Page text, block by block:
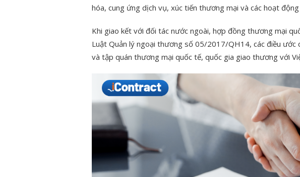
hóa, cung ứng dịch vụ, xúc tiến thương mại và các hoạt động
Khi giao kết với đối tác nước ngoài, hợp đồng thương mại
Luật Quản lý ngoại thương số 05/2017/QH14, các điều ước
và tập quán thương mại quốc tế, quốc gia giao thương với